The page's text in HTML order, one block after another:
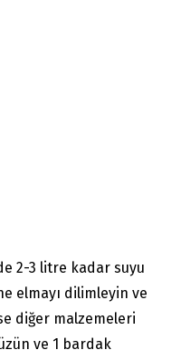
2-3 litre kadar suyu
elmayı dilimleyin ve
diğer malzemeleri
ve 1 bardak